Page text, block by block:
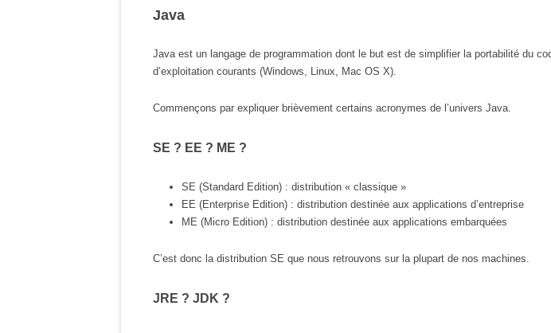
Java
Java est un langage de programmation dont le but est de simplifier la portabilité du
d’exploitation courants (Windows, Linux, Mac OS X).
Commençons par expliquer brièvement certains acronymes de l’univers Java.
SE ? EE ? ME ?
SE (Standard Edition) : distribution « classique »
EE (Enterprise Edition) : distribution destinée aux applications d’entreprise
ME (Micro Edition) : distribution destinée aux applications embarquées
C’est donc la distribution SE que nous retrouvons sur la plupart de nos machines.
JRE ? JDK ?